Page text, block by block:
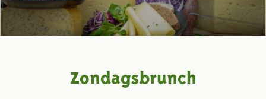
Zondagsbrunch